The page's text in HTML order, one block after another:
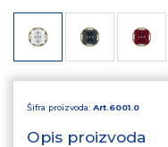
Šifra proizvoda: Art.6001.0
Opis proizvoda